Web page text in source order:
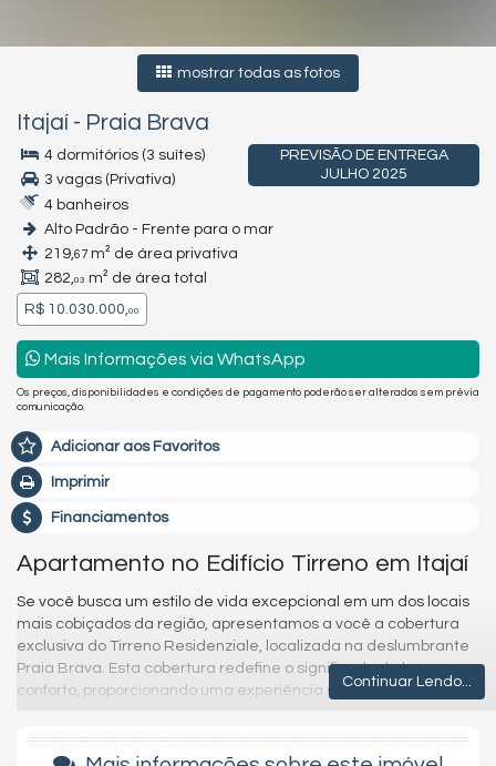
mostrar todas as fotos
Itajaí - Praia Brava
PREVISÃO DE ENTREGA
JULHO 2025
4 dormitórios (3 suítes)
3 vagas (Privativa)
4 banheiros
Alto Padrão - Frente para o mar
219,67 m² de área privativa
282,03 m² de área total
R$ 10.030.000,00
Mais Informações via WhatsApp
Os preços, disponibilidades e condições de pagamento poderão ser alterados sem prévia
comunicação.
Adicionar aos Favoritos
Imprimir
Financiamentos
Apartamento no Edifício Tirreno em Itajaí
Se você busca um estilo de vida excepcional em um dos locais
mais cobiçados da região, apresentamos a você a cobertura
exclusiva do Tirreno Residenziale, localizada na deslumbrante
Praia Brava. Esta cobertura redefine o significado de luxo e
conforto, proporcionando uma experiência residencial única.
refúgio à beira-mar oferece um generoso espaço de 453,18m²
Continuar Lendo...